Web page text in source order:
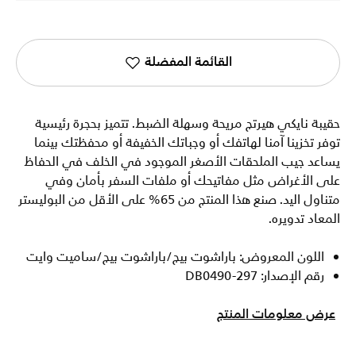
القائمة المفضلة
حقيبة نايكي هيرتج مريحة وسهلة الضبط. تتميز بحجرة رئيسية
توفر تخزينا آمنا لهاتفك أو وجباتك الخفيفة أو محفظتك بينما
يساعد جيب الملحقات الأصغر الموجود في الخلف في الحفاظ
على الأغراض مثل مفاتيحك أو ملفات السفر بأمان وفي
متناول اليد. صنع هذا المنتج من 65% على الأقل من البوليستر
المعاد تدويره.
اللون المعروض: باراشوت بيج/باراشوت بيج/ساميت وايت
رقم الإصدار: DB0490-297
عرض معلومات المنتج